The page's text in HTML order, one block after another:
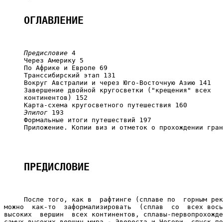
ОГЛАВЛЕНИЕ
Предисловие 4
     Через Америку 5
     По Африке и Европе 69
     Транссибирский этап 131
     Вокруг Австралии и через Юго-Восточную Азию 141
     Завершение двойной кругосветки ("крещения" всех
     континентов) 152
     Карта-схема кругосветного путешествия 160
Эпилог 193
     Формальные итоги путешествий 197
Приложение. Копии виз и отметок о прохождении
ПРЕДИСЛОВИЕ
После того, как в  рафтинге (сплаве по  горным
можно  как-то  заформализировать  (сплав  со  всех
высоких  вершин  всех континентов, сплавы-